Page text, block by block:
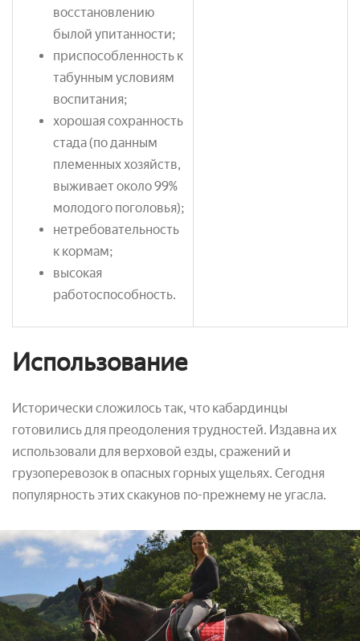
восстановлению
былой упитанности;
приспособленность к
табунным условиям
воспитания;
хорошая сохранность
стада (по данным
племенных хозяйств,
выживает около 99%
молодого поголовья);
нетребовательность
к кормам;
высокая
работоспособность.
Использование
Исторически сложилось так, что кабардинцы
готовились для преодоления трудностей. Издавна их
использовали для верховой езды, сражений и
грузоперевозок в опасных горных ущельях. Сегодня
популярность этих скакунов по-прежнему не угасла.